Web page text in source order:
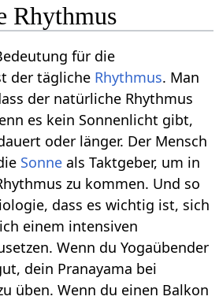
Rhythmus
für die
der tägliche Rhythmus. Man
der natürliche Rhythmus
es kein Sonnenlicht gibt,
oder länger. Der Mensch
Sonne als Taktgeber, um in
zu kommen. Und so
dass es wichtig ist, sich
einem intensiven
Wenn du Yogaübender
dein Pranayama bei
üben. Wenn du einen Balkon